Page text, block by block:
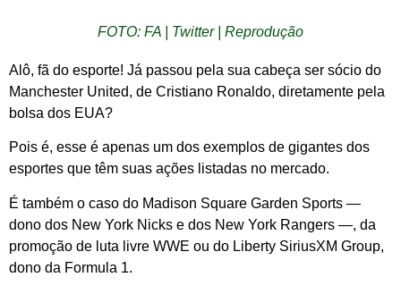
FOTO: FA | Twitter | Reprodução
Alô, fã do esporte! Já passou pela sua cabeça ser sócio do
Manchester United, de Cristiano Ronaldo, diretamente pela
bolsa dos EUA?
Pois é, esse é apenas um dos exemplos de gigantes dos
esportes que têm suas ações listadas no mercado.
É também o caso do Madison Square Garden Sports —
dono dos New York Nicks e dos New York Rangers —, da
promoção de luta livre WWE ou do Liberty SiriusXM Group,
dono da Formula 1.